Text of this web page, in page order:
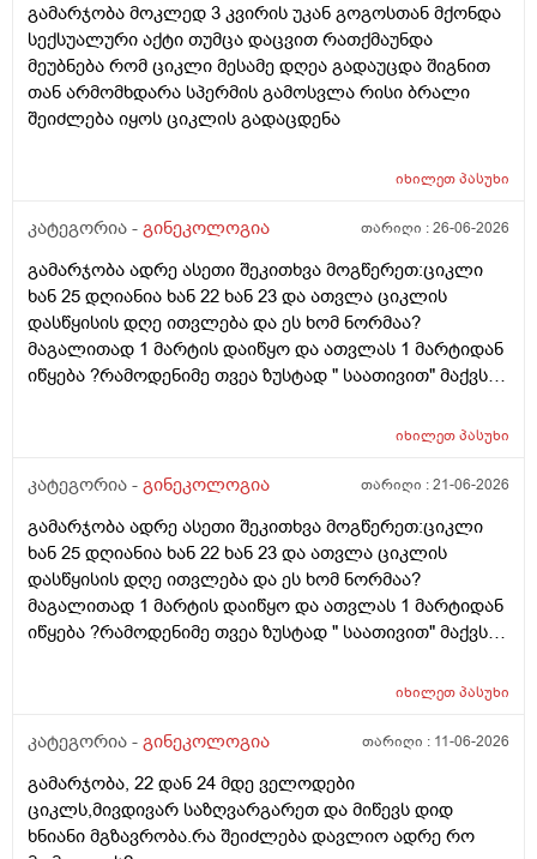
ტკივილის ხან არა, შარდვის შემდეგ ტკივილი და
შებერილობის შეგრძმება...ჩემით ორციპოლი და
ნოშპაც დავლიეე.... რა უნდა ვქნა
გამარჯობა მოკლედ 3 კვირის უკან გოგოსთან მქონდა
სექსუალური აქტი თუმცა დაცვით რათქმაუნდა
მეუბნება რომ ციკლი მესამე დღეა გადაუცდა შიგნით
თან არმომხდარა სპერმის გამოსვლა რისი ბრალი
შეიძლება იყოს ციკლის გადაცდენა
იხილეთპასუხი
კატეგორია - გინეკოლოგია თარიღი :26-06-2026
გამარჯობა ადრე ასეთი შეკითხვა მოგწერეთ:ციკლი
ხან 25 დღიანია ხან 22 ხან 23 და ათვლა ციკლის
დასწყისის დღე ითვლება და ეს ხომ ნორმაა?
მაგალითად 1 მარტის დაიწყო და ათვლას 1 მარტიდან
იწყება ?რამოდენიმე თვეა ზუსტად " საათივით" მაქვს
მეშინია კიდევ ხომ არ ჩამოიწევს? მინდა რომ 25 ან
განმავლობაში ? შესაძლოა ისევ 23 ან 25 დღიანი
რამეა.ზოგადად წლებია აუტოიმონური თირეოდიტი
მაქვს.ხშირად მაქვს სანერვიულო.რითი შეიძლება
უნდაცკვების სახით რომ ვმართო ციკლის დღეები?
პასუხიც მივიღე და არა, ყველაფერი ჩვეულებრივადაა
არც ჭარბი სისხლდება არ არის.ადრე რომ 7 დღემდე
მითხარით რომ შეიმოწმეთო ტიესეიჩი და კიდევ სხვა
ასაკი 40
იხილეთპასუხი
კატეგორია - გინეკოლოგია თარიღი :21-06-2026
გამარჯობა ადრე ასეთი შეკითხვა მოგწერეთ:ციკლი
ხან 25 დღიანია ხან 22 ხან 23 და ათვლა ციკლის
დასწყისის დღე ითვლება და ეს ხომ ნორმაა?
მაგალითად 1 მარტის დაიწყო და ათვლას 1 მარტიდან
იწყება ?რამოდენიმე თვეა ზუსტად " საათივით" მაქვს
მეშინია კიდევ ხომ არ ჩამოიწევს? მინდა რომ 25 ან
განმავლობაში ? შესაძლოა ისევ 23 ან 25 დღიანი
რამეა.ზოგადად წლებია აუტოიმონური თირეოდიტი
მაქვს.ხშირად მაქვს სანერვიულო.რითი შეიძლება
უნდაცკვების სახით რომ ვმართო ციკლის დღეები?
იხილეთპასუხი
კატეგორია - გინეკოლოგია თარიღი : 11-06-2026
გამარჯობა, 22 დან 24 მდე ველოდები
ციკლს,მივდივარ საზღვარგარეთ და მიწევს დიდ
ხნიანი მგზავრობა.რა შეიძლება დავლიო ადრე რო